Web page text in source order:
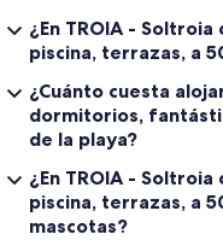
¿En TROIA -
piscina, terrazas, a
¿Cuánto cuesta
dormitorios,
de la playa?
¿En TROIA -
piscina, terrazas, a
mascotas?